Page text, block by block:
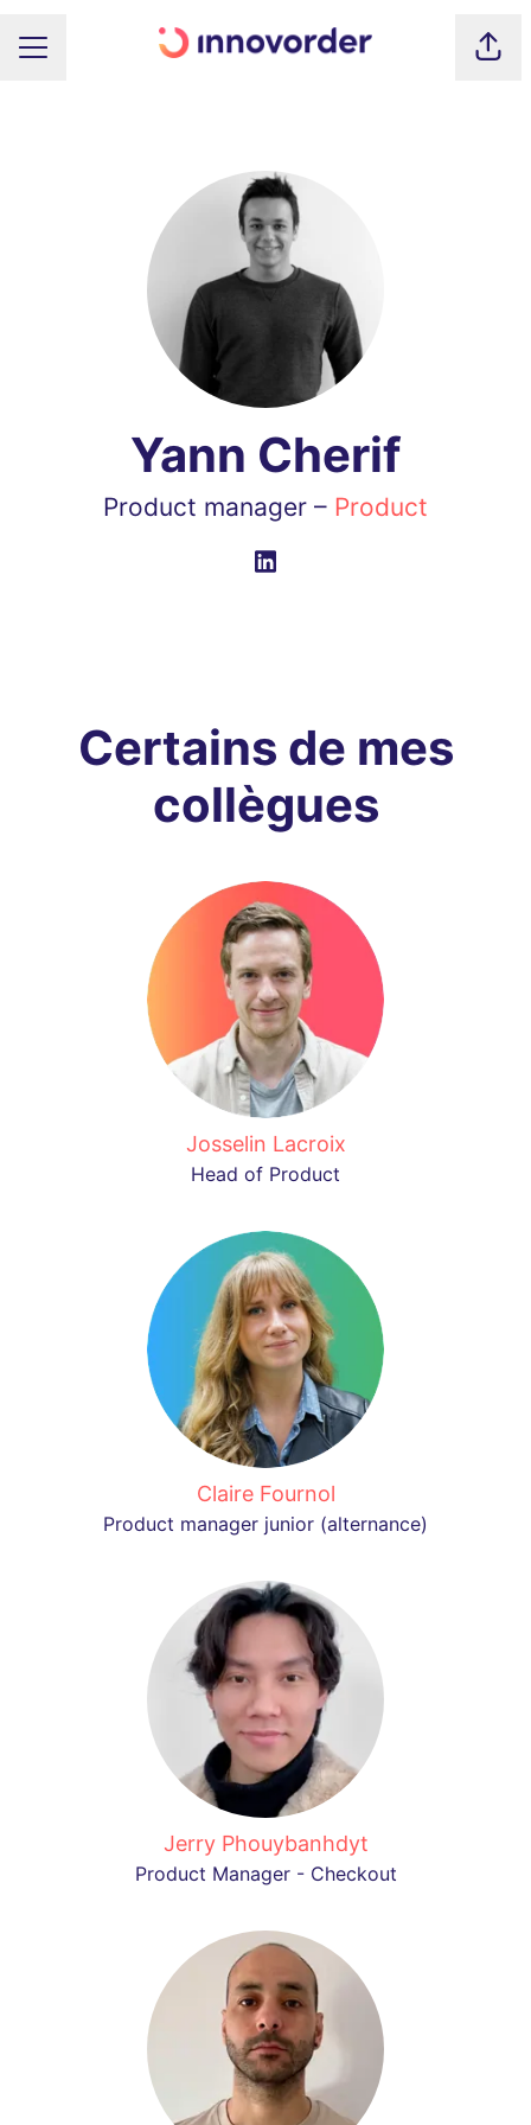
MENU CARRIÈRE
Yann Cherif
Product manager – Product
Certains de mes
collègues
Josselin Lacroix
Head of Product
Claire Fournol
Product manager junior (alternance)
Jerry Phouybanhdyt
Product Manager - Checkout